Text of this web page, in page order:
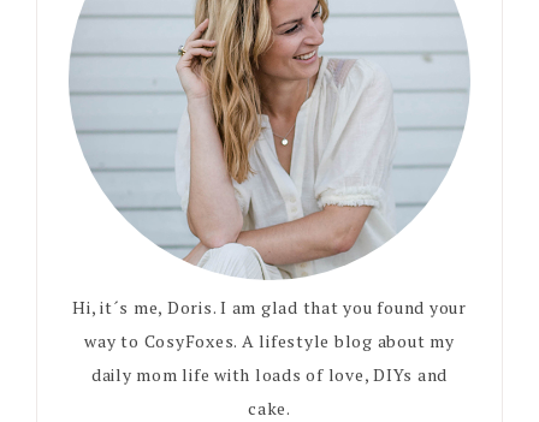
Hi, it´s me, Doris. I am glad that you found your
way to CosyFoxes. A lifestyle blog about my
daily mom life with loads of love, DIYs and
cake.